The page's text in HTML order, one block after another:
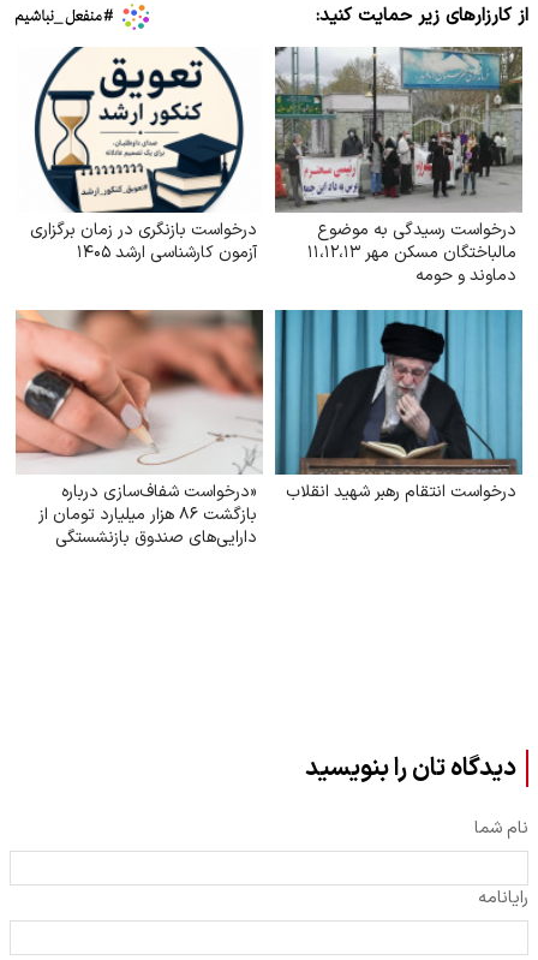
از کارزارهای زیر حمایت کنید:
درخواست رسیدگی به موضوع
مالباختگان مسکن مهر ۱۱،۱۲،۱۳
دماوند و حومه
درخواست بازنگری در زمان برگزاری
آزمون کارشناسی ارشد ۱۴۰۵
درخواست انتقام رهبر شهید انقلاب
«درخواست شفاف‌سازی درباره
بازگشت ۸۶ هزار میلیارد تومان از
دارایی‌های صندوق بازنشستگی
دیدگاه تان را بنویسید
نام شما
رایانامه